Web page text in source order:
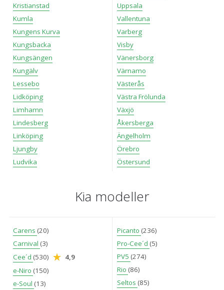
Kristianstad
Kumla
Kungens Kurva
Kungsbacka
Kungsängen
Kungälv
Lessebo
Lidköping
Limhamn
Lindesberg
Linköping
Ljungby
Ludvika
Uppsala
Vallentuna
Varberg
Visby
Vänersborg
Värnamo
Västerås
Västra Frölunda
Växjö
Åkersberga
Ängelholm
Örebro
Östersund
Kia modeller
Carens (20)
Carnival (3)
Cee´d (530)
4,9
e-Niro (150)
e-Soul (13)
Picanto (236)
Pro-Cee´d (5)
PV5 (274)
Rio (86)
Seltos (85)